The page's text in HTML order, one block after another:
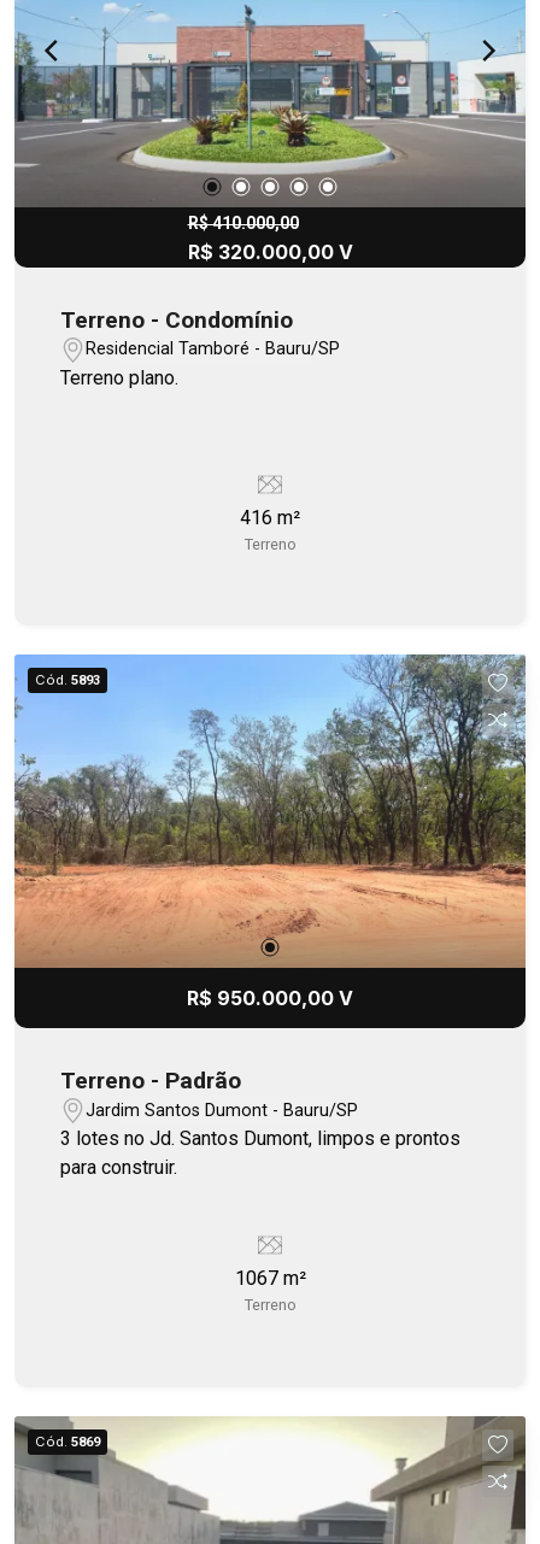
R$ 410.000,00
R$ 320.000,00 V
Terreno - Condomínio
Residencial Tamboré - Bauru/SP
Terreno plano.
416 m²
Terreno
Cód. 5893
R$ 950.000,00 V
Terreno - Padrão
Jardim Santos Dumont - Bauru/SP
3 lotes no Jd. Santos Dumont, limpos e prontos
para construir.
1067 m²
Terreno
Cód. 5869